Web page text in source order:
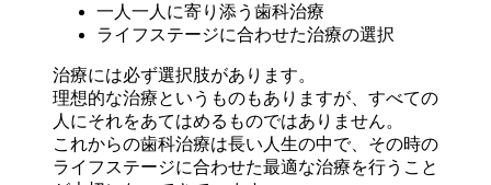
一人一人に寄り添う歯科治療
ライフステージに合わせた治療の選択
治療には必ず選択肢があります。
理想的な治療というものもありますが、すべての
人にそれをあてはめるものではありません。
これからの歯科治療は長い人生の中で、その時の
ライフステージに合わせた最適な治療を行うこと